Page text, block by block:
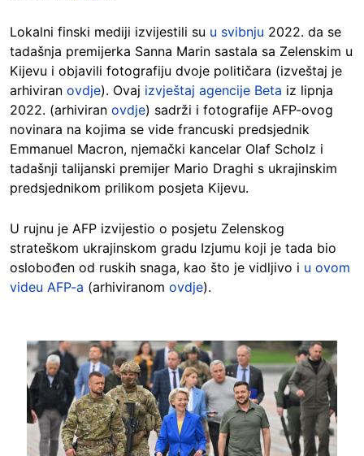
Lokalni finski mediji izvijestili su u svibnju 2022. da se
tadašnja premijerka Sanna Marin sastala sa Zelenskim u
Kijevu i objavili fotografiju dvoje političara (izveštaj je
arhiviran ovdje). Ovaj izvještaj agencije Beta iz lipnja
2022. (arhiviran ovdje) sadrži i fotografije AFP-ovog
novinara na kojima se vide francuski predsjednik
Emmanuel Macron, njemački kancelar Olaf Scholz i
tadašnji talijanski premijer Mario Draghi s ukrajinskim
predsjednikom prilikom posjeta Kijevu.
U rujnu je AFP izvijestio o posjetu Zelenskog
strateškom ukrajinskom gradu Izjumu koji je tada bio
oslobođen od ruskih snaga, kao što je vidljivo i u ovom
videu AFP-a (arhiviranom ovdje).
Image